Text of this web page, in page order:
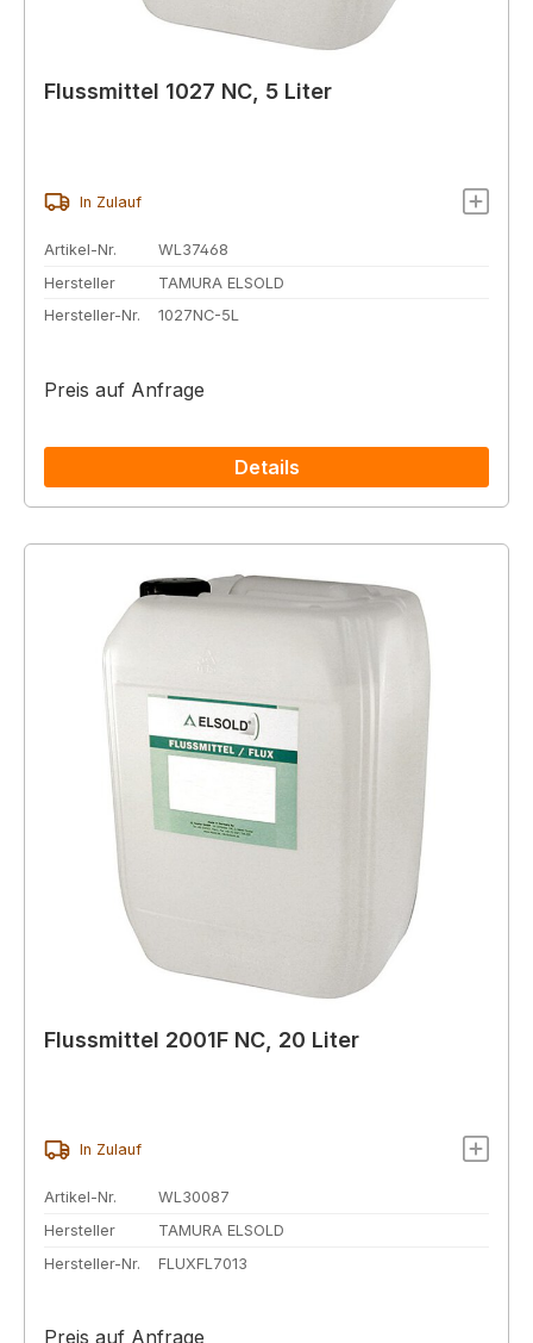
Flussmittel 1027 NC, 5 Liter
In Zulauf
Artikel-Nr.
WL37468
Hersteller
TAMURA ELSOLD
Hersteller-Nr.
1027NC-5L
Preis auf Anfrage
Details
Flussmittel 2001F NC, 20 Liter
In Zulauf
Artikel-Nr.
WL30087
Hersteller
TAMURA ELSOLD
Hersteller-Nr.
FLUXFL7013
Preis auf Anfrage